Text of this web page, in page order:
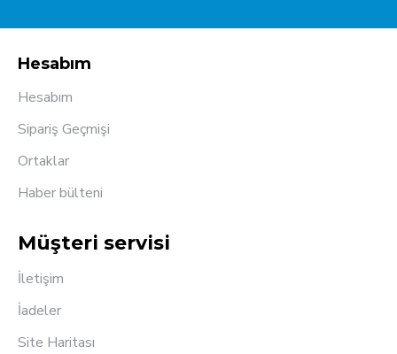
Hesabım
Hesabım
Sipariş Geçmişi
Ortaklar
Haber bülteni
Müşteri servisi
İletişim
İadeler
Site Haritası